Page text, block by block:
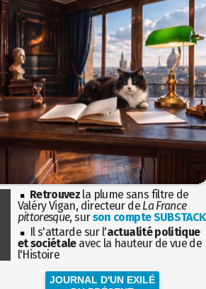
Retrouvez la plume sans filtre de
Valéry Vigan, directeur de La France
pittoresque, surson compte SUBSTACK
Il s'attarde sur l'actualité politique
et sociétaleavec la hauteur de vue de
l'Histoire
JOURNAL D'UN EXILÉ